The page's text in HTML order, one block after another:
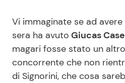
Mondo Mamma
News benessere
Vi immaginate se ad
sera ha avuto Giucas
magari fosse stato un
concorrente che non
di Signorini, che cosa